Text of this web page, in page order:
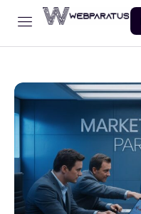
Dev
Produto
Blog
Contato